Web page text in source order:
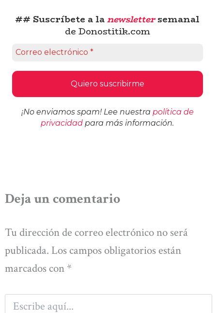
## Suscríbete a lanewslettersemanal
de Donostitik.com
¡No enviamos spam! Lee nuestra política de
privacidad para más información.
Deja un comentario
Tu dirección de correo electrónico no será
publicada. Los campos obligatorios están
marcados con *
Escribe
aquí...